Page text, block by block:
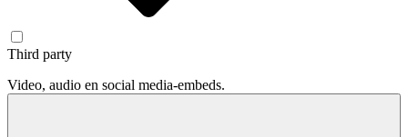
Third party
Video, audio en social media-embeds.